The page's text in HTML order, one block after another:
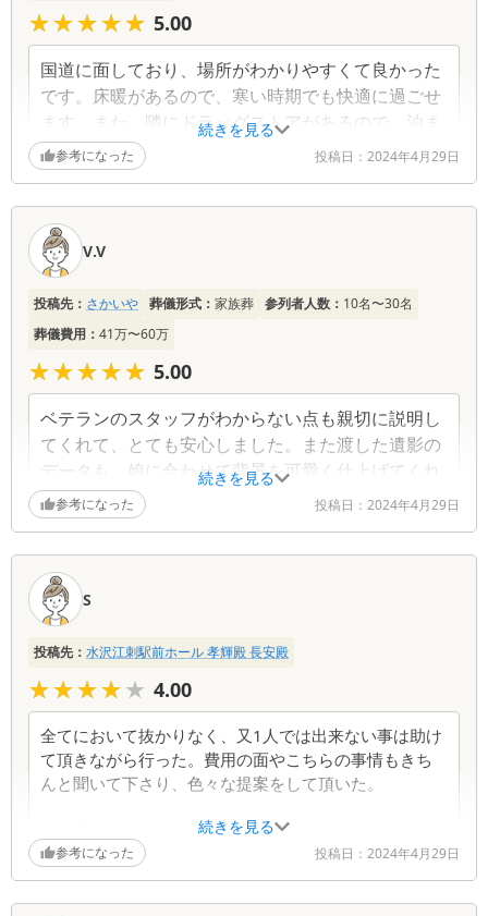
続きを見る
★★★★★
★★★★★ 5.00
国道に面しており、場所がわかりやすくて良かった
です。床暖があるので、寒い時期でも快適に過ごせ
ます。また、隣にドラッグストアがあるので、泊ま
りがけでも安心
参考になった 投稿日： 2024年4月29日
続きを見る
V.V
投稿先： さかいや 葬儀形式： 家族葬 参列者人数： 10名〜30名
葬儀費用： 41万〜60万
★★★★★
★★★★★ 5.00
ベテランのスタッフがわからない点も親切に説明し
てくれて、とても安心しました。また渡した遺影の
データも、娘に合わせて背景を可愛く仕上げてくれ
ました。
参考になった 投稿日： 2024年4月29日
続きを見る
S
投稿先： 水沢江刺駅前ホール 孝輝殿 長安殿
★★★★★
★★★★★ 4.00
全てにおいて抜かりなく、又1人では出来ない事は助け
て頂きながら行った。費用の面やこちらの事情もきち
んと聞いて下さり、色々な提案をして頂いた。
電話受付では、何から伺ったら良いかも分からなかっ
たが、1つ1つ確認しながら答えて頂き、手配も早かっ
た。お迎えで、分からない事を質問した時も、丁寧に
答えて頂いた。
参考になった 投稿日： 2024年4月29日